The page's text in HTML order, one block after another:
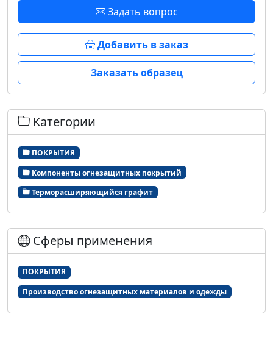
Задать вопрос
Добавить в заказ
Заказать образец
Категории
ПОКРЫТИЯ
Компоненты огнезащитных покрытий
Терморасширяющийся графит
Сферы применения
ПОКРЫТИЯ
Производство огнезащитных материалов и одежды